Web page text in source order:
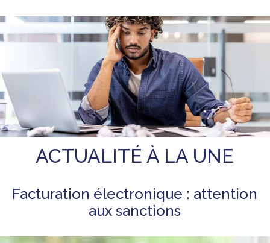
ACTUALITÉ À LA UNE
Facturation électronique : attention
aux sanctions